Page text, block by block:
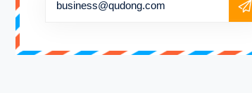
business@qudong.com